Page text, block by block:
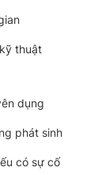
thuật
dụng
phát sinh
có sự cố